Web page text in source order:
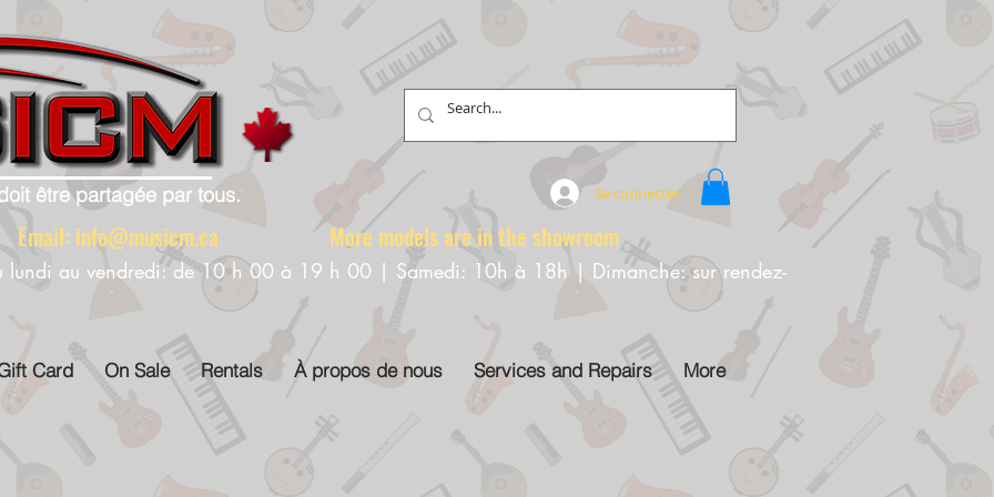
être partagée par tous. Se connecter
Email: info@musicm.ca More models are in the showroom
lundi au vendredi: de 10 h 00 à 19 h 00 | Samedi: 10h à 18h | Dimanche: sur rendez-
Card On Sale Rentals À propos de nous Services and Repairs More